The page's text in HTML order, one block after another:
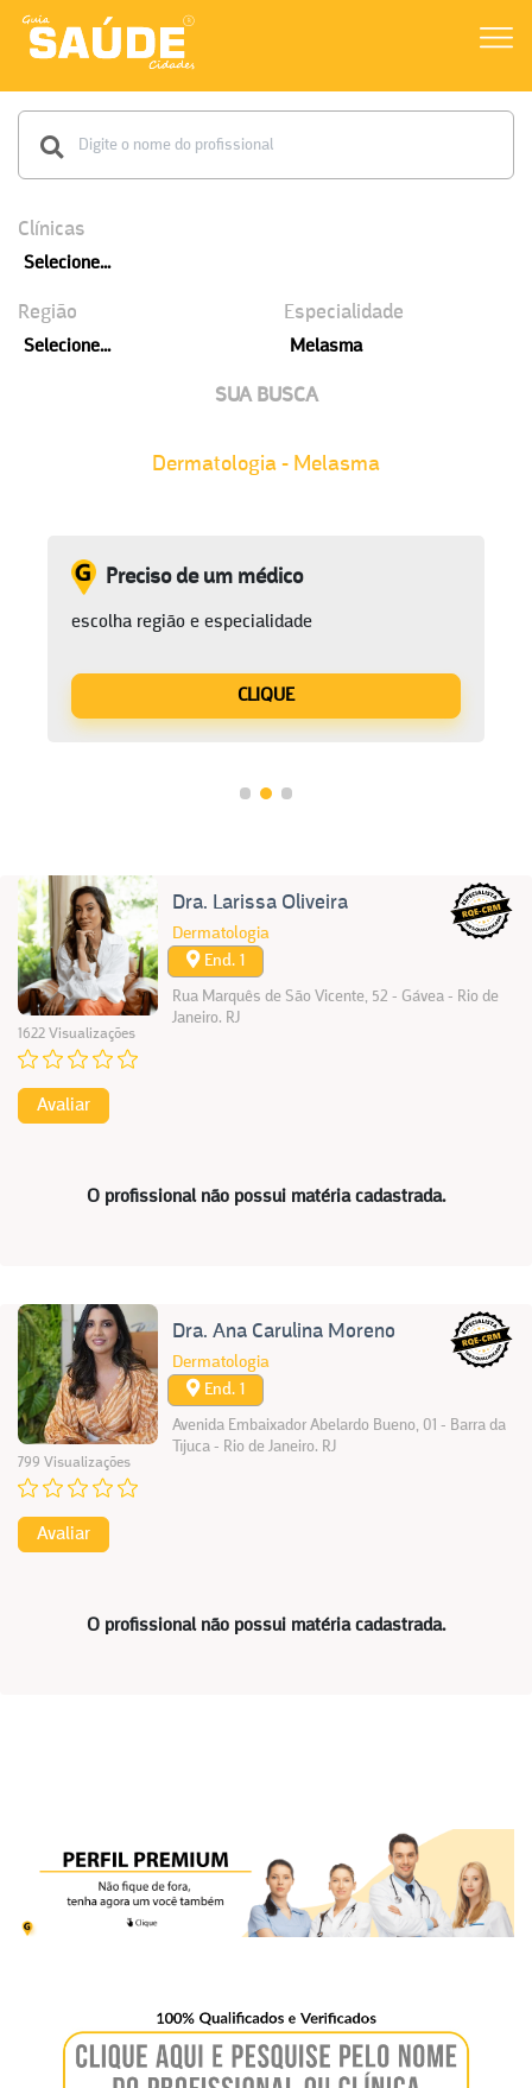
Clínicas
Selecione...
Região
Selecione...
Especialidade
Melasma
SUA BUSCA
Dermatologia - Melasma
Preciso de um médico
escolha região e especialidade
CLIQUE
1622 Visualizações
Avaliar
Dra. Larissa Oliveira
Dermatologia
End. 1
Rua Marquês de São Vicente, 52 - Gávea - Rio de
Janeiro. RJ
O profissional não possui matéria cadastrada.
799 Visualizações
Avaliar
Dra. Ana Carulina Moreno
Dermatologia
End. 1
Avenida Embaixador Abelardo Bueno, 01 - Barra da
Tijuca - Rio de Janeiro. RJ
O profissional não possui matéria cadastrada.